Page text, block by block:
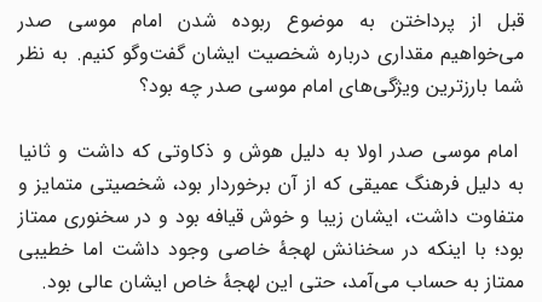
قبل از پرداختن به موضوع ربوده شدن امام موسی صدر
می‌خواهیم مقداری درباره شخصیت ایشان گفت‌وگو کنیم. به نظر
شما بارز‌ترین ویژگی‌های امام موسی صدر چه بود؟
امام موسی صدر اولا به دلیل هوش و ذکاوتی که داشت و ثانیا
به دلیل فرهنگ عمیقی که از آن برخوردار بود، شخصیتی متمایز و
متفاوت داشت، ایشان زیبا و خوش قیافه بود و در سخنوری ممتاز
بود؛ با اینکه در سخنانش لهجهٔ خاصی وجود داشت اما خطیبی
ممتاز به حساب می‌آمد، حتی این لهجهٔ خاص ایشان عالی بود.